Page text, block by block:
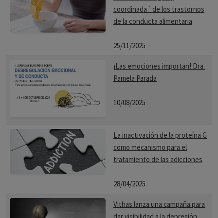
coordinada´ de los trastornos
de la conducta alimentaria
25/11/2025
¡Las emociones importan! Dra.
Pamela Parada
10/08/2025
La inactivación de la proteína G
como mecanismo para el
tratamiento de las adicciones
28/04/2025
Vithas lanza una campaña para